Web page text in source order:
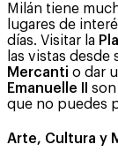
Milán tiene
lugares de
días. Visitar la
las vistas desde
Mercanti o dar
Emanuelle II
son
que no puedes
Arte, Cultura y